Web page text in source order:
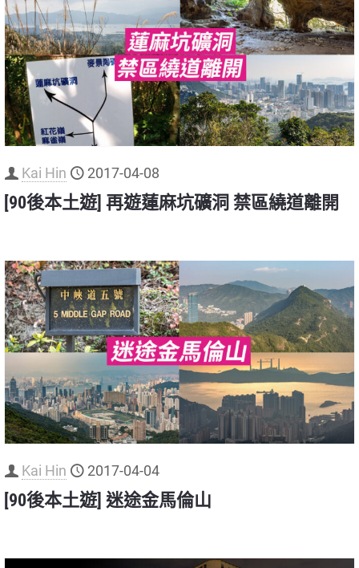
Kai Hin 2017-04-08
[90後本土遊] 再遊蓮麻坑礦洞 禁區繞道離開
Kai Hin 2017-04-04
[90後本土遊] 迷途金馬倫山